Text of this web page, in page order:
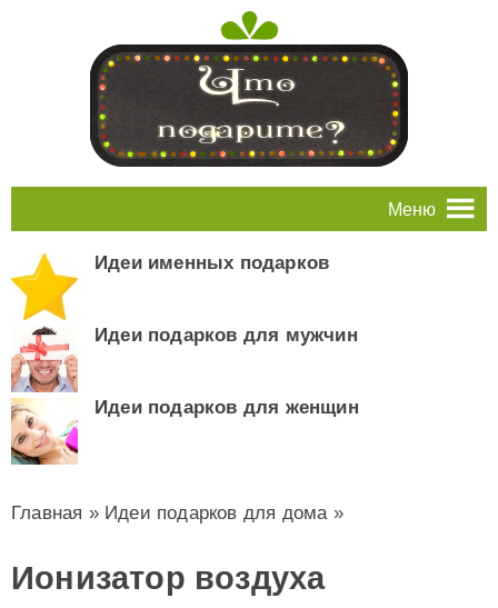
Меню
Идеи именных подарков
Идеи подарков для мужчин
Идеи подарков для женщин
Главная » Идеи подарков для дома »
Ионизатор воздуха